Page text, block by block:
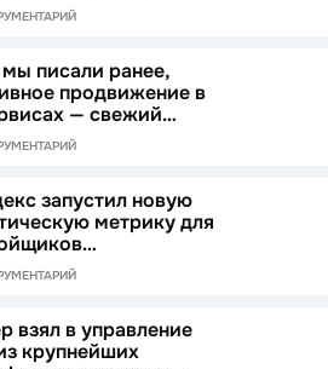
писали ранее,
продвижение в
— свежий…
запустил новую
метрику для
взял в управление
крупнейших